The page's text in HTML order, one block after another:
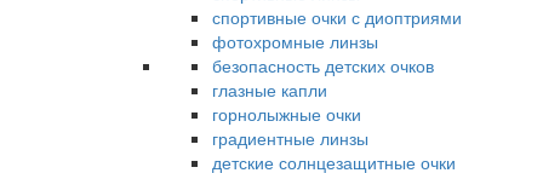
спортивные очки с диоптриями
фотохромные линзы
безопасность детских очков
глазные капли
горнолыжные очки
градиентные линзы
детские солнцезащитные очки